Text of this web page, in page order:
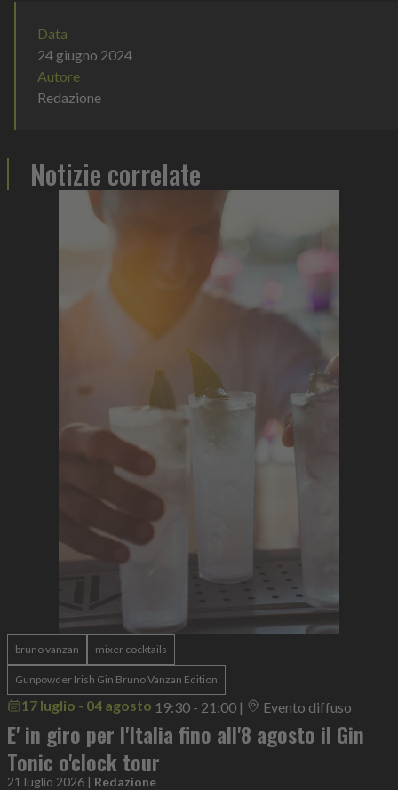
Data
24 giugno 2024
Autore
Redazione
Notizie correlate
bruno vanzan mixer cocktails
Gunpowder Irish Gin Bruno Vanzan Edition
17 luglio - 04 agosto 19:30 - 21:00 | Evento diffuso
E' in giro per l'Italia fino all'8 agosto il Gin
Tonic o'clock tour
21 luglio 2026 | Redazione